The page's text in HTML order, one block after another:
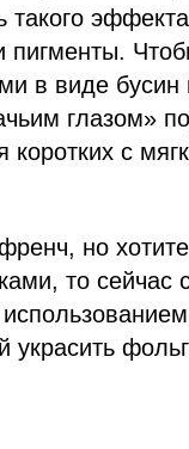
пигменты.
в виде бусин
глазом»
с
но хотите
то сейчас
украсить